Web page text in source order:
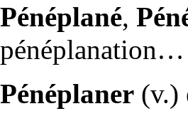
Pénéplané,
pénéplanation…
Pénéplaner (v.)